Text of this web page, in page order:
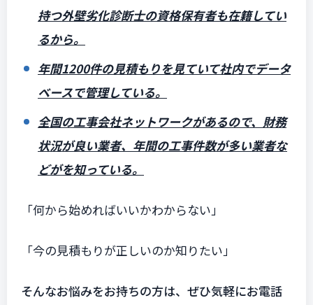
持つ外壁劣化診断士の資格保有者も在籍してい
るから。
年間1200件の見積もりを見ていて社内でデータ
ベースで管理している。
全国の工事会社ネットワークがあるので、財務
状況が良い業者、年間の工事件数が多い業者な
どがを知っている。
「何から始めればいいかわからない」
「今の見積もりが正しいのか知りたい」
そんなお悩みをお持ちの方は、ぜひ気軽にお電話